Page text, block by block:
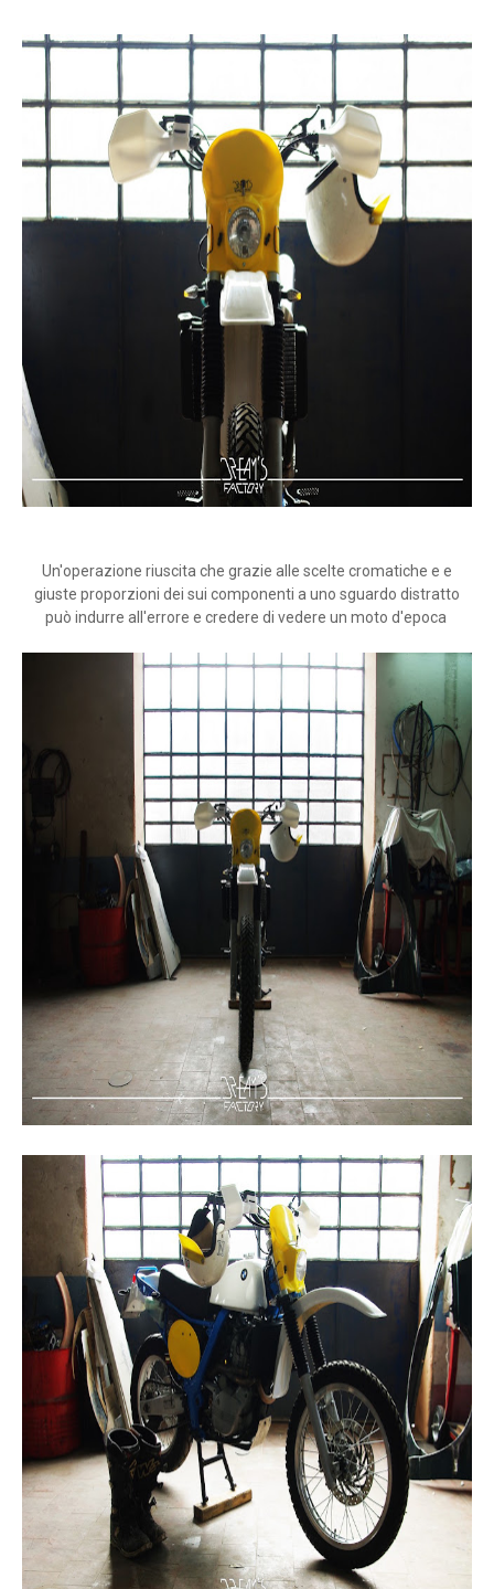
Un'operazione riuscita che grazie alle scelte cromatiche e e
giuste proporzioni dei sui componenti a uno sguardo distratto
può indurre all'errore e credere di vedere un moto d'epoca